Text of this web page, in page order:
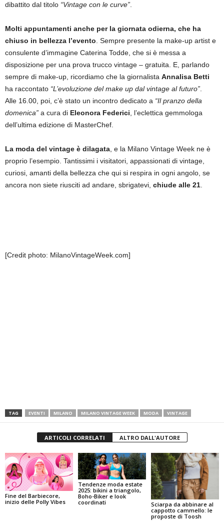
dibattito dal titolo “Vintage con le curve”
Molti appuntamenti anche per la giornata odierna, che ha
chiuso in bellezza l’evento . Sempre presente la make-up artist e
consulente d’immagine Caterina Todde, che si è messa a
disposizione per una prova trucco vintage – gratuita. E, parlando
sempre di make-up, ricordiamo che la giornalista Annalisa Betti
ha raccontato “L’evoluzione del make up dal vintage al futuro”
Alle 16.00, poi, c’è stato un incontro dedicato a “Il pranzo della
domenica” a cura di Eleonora Federici , l’eclettica gemmologa
dell’ultima edizione di MasterChef.
La moda del vintage è dilagata , e la Milano Vintage Week ne è
proprio l’esempio. Tantissimi i visitatori, appassionati di vintage,
curiosi, amanti della bellezza che qui si respira in ogni angolo, se
ancora non siete riusciti ad andare, sbrigatevi, chiude alle 21
[Credit photo: MilanoVintageWeek.com]
TAG EVENTI MILANO MILANO VINTAGE WEEK MODA VINTAGE
ARTICOLI CORRELATI ALTRO DALL'AUTORE
Fine del Barbiecore,
inizio delle Polly Vibes
Tendenze moda estate
2025: bikini a triangolo,
Boho-Biker e look
coordinati
Sciarpa da abbinare al
cappotto cammello: le
proposte di Toosh